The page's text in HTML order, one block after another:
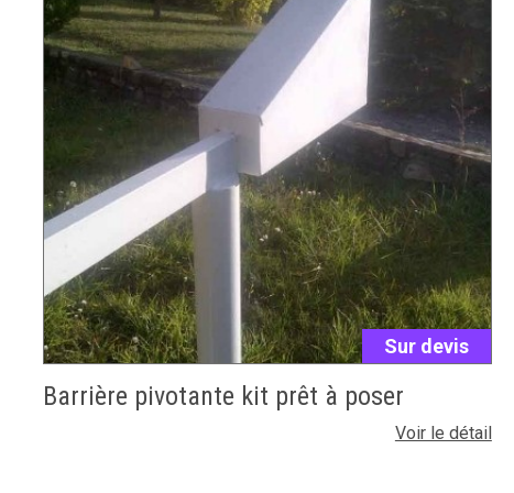
Sur devis
Barrière pivotante kit prêt à poser
Voir le détail